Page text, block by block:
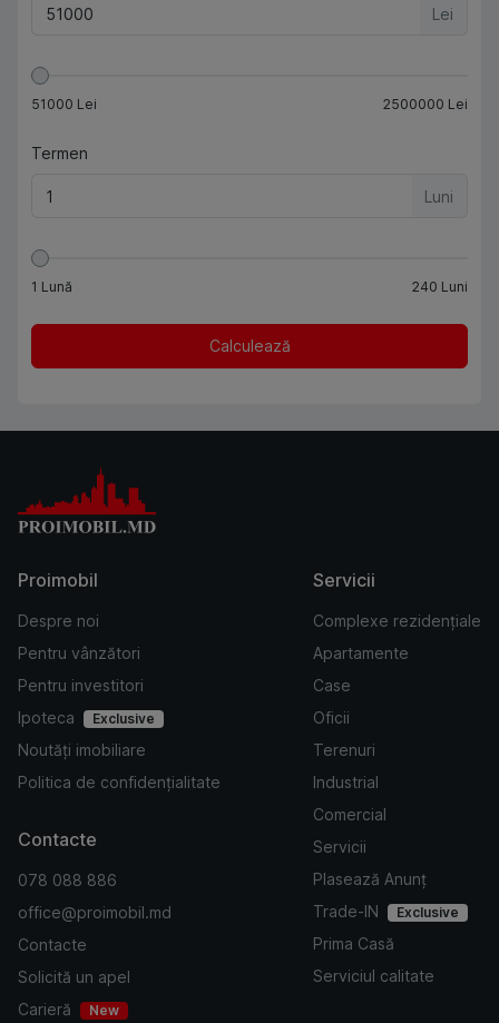
Lei
51000 Lei 2500000 Lei
Termen
Luni
1 Lună 240 Luni
Calculează
Proimobil
Despre noi
Pentru vânzători
Pentru investitori
Ipoteca
Exclusive
Noutăți imobiliare
Politica de confidențialitate
Servicii
Complexe rezidențiale
Apartamente
Case
Oficii
Terenuri
Industrial
Comercial
Servicii
Plasează Anunț
Trade-IN
Exclusive
Prima Casă
Serviciul calitate
Contacte
078 088 886
office@proimobil.md
Contacte
Solicită un apel
Carieră
New